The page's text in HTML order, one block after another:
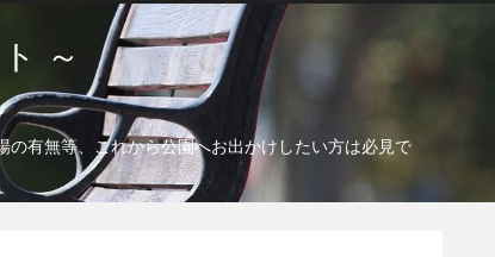
～
有無等、これから公園へお出かけしたい方は必見で